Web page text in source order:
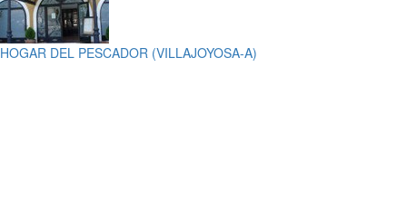
HOGAR DEL PESCADOR (VILLAJOYOSA-A)